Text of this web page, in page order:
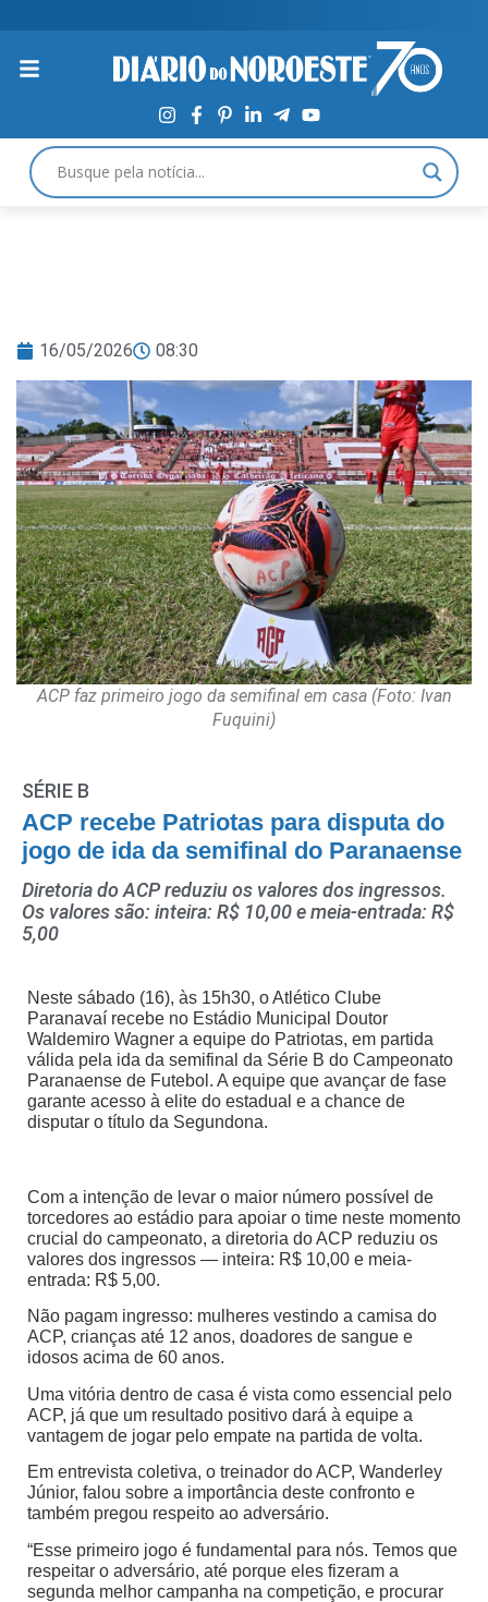
16/05/2026 08:30
ACP faz primeiro jogo da semifinal em casa (Foto: Ivan
Fuquini)
SÉRIE B
ACP recebe Patriotas para disputa do
jogo de ida da semifinal do Paranaense
Diretoria do ACP reduziu os valores dos ingressos.
Os valores são: inteira: R$ 10,00 e meia-entrada: R$
5,00
Neste sábado (16), às 15h30, o Atlético Clube
Paranavaí recebe no Estádio Municipal Doutor
Waldemiro Wagner a equipe do Patriotas, em partida
válida pela ida da semifinal da Série B do Campeonato
Paranaense de Futebol. A equipe que avançar de fase
garante acesso à elite do estadual e a chance de
disputar o título da Segundona.
Com a intenção de levar o maior número possível de
torcedores ao estádio para apoiar o time neste momento
crucial do campeonato, a diretoria do ACP reduziu os
valores dos ingressos — inteira: R$ 10,00 e meia-
entrada: R$ 5,00.
Não pagam ingresso: mulheres vestindo a camisa do
ACP, crianças até 12 anos, doadores de sangue e
idosos acima de 60 anos.
Uma vitória dentro de casa é vista como essencial pelo
ACP, já que um resultado positivo dará à equipe a
vantagem de jogar pelo empate na partida de volta.
Em entrevista coletiva, o treinador do ACP, Wanderley
Júnior, falou sobre a importância deste confronto e
também pregou respeito ao adversário.
“Esse primeiro jogo é fundamental para nós. Temos que
respeitar o adversário, até porque eles fizeram a
segunda melhor campanha na competição, e procurar